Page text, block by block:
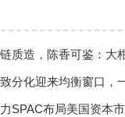
质造，陈香可鉴：大
定义新会陈皮高质量
分化迎来均衡窗口，
华夏火热开售
SPAC布局美国资本